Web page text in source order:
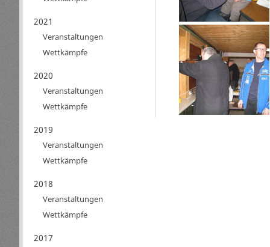
2021
Veranstaltungen
Wettkämpfe
2020
Veranstaltungen
Wettkämpfe
2019
Veranstaltungen
Wettkämpfe
2018
Veranstaltungen
Wettkämpfe
2017